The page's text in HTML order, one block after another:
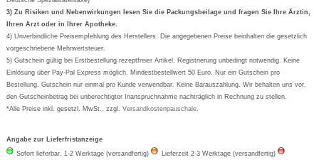
Formoline
Wick
Eucerin
Basica
3) Zu Risiken und Nebenwirkungen lesen Sie die Packungsbeilage und fragen Sie Ihre Ärztin,
Ihren Arzt oder in Ihrer Apotheke.
4) Unverbindliche Preisempfehlung des Herstellers. Die angegebenen Preise beinhalten die gesetzlich
vorgeschriebene Mehrwertsteuer.
5) Gutschein gültig bei Erstbestellung rezeptfreier Artikel. Registrierung unbedingt notwendig. Keine
Einlösung über Pay-Pal Express möglich. Mindestbestellwert 50 Euro. Nur ein Gutschein pro
Bestellung. Gutschein nur einmal pro Kunde verwendbar. Keine Barauszahlung. Wir behalten uns vor,
den Gutscheinbetrag bei unberechtigter Inanspruchnahme nachträglich in Rechnung zu stellen.
*Alle Preise inkl. gesetzl. MwSt., zzgl.Versandkostenpauschale
Angabe zur Lieferfristanzeige
Sofort lieferbar, 1-2 Werktage (versandfertig)
Lieferzeit 2-3 Werktage (versandfertig)